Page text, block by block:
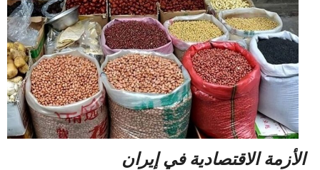
الأزمة الاقتصادية في إيران